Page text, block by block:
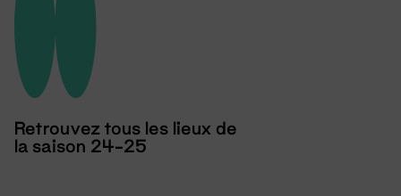
Retrouvez tous les lieux de
la saison 24-25